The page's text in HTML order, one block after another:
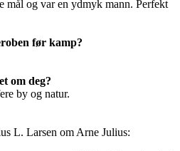
mål og var en ydmyk mann. Perfekt
før kamp?
om deg?
by og natur.
L. Larsen om Arne Julius: